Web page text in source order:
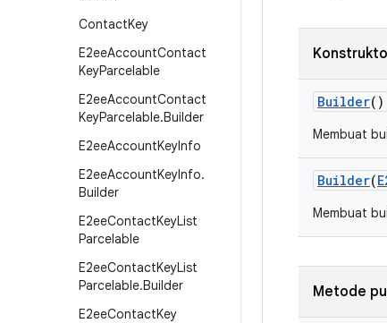
ContactKey
E2eeAccountContact
KeyParcelable
E2eeAccountContact
KeyParcelable.Builder
E2eeAccountKeyInfo
E2eeAccountKeyInfo.
Builder
E2eeContactKeyList
Parcelable
E2eeContactKeyList
Parcelable.Builder
E2eeContactKey
Builder()
Membuat
Builder(
Membuat
Metode